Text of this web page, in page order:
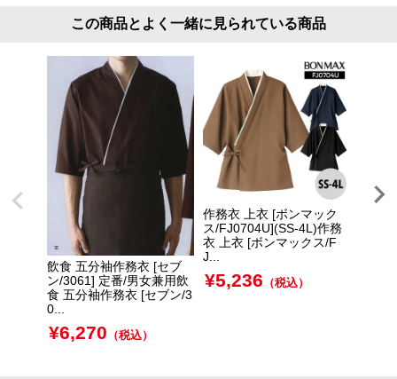
この商品とよく一緒に見られている商品
飲食 五分袖作務衣 [セブ
ン/3061] 定番/男女兼用飲
食 五分袖作務衣 [セブン/3
0...
¥6,270 （税込）
作務衣 上衣 [ボンマック
ス/FJ0704U](SS-4L)作務
衣 上衣 [ボンマックス/F
J...
¥5,236 （税込）